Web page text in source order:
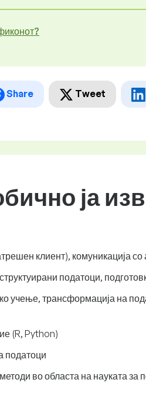
Share Tweet
ја
клиент), комуникација
податоци,
учење, трансформација на
(R, Python)
податоци
во областа на науката за